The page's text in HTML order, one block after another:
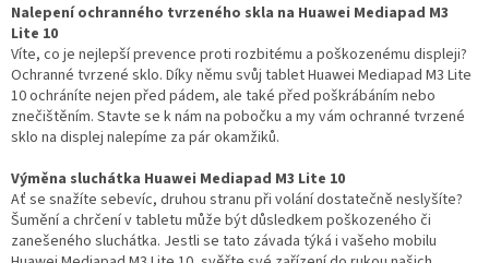
Nalepení ochranného tvrzeného skla na Huawei Mediapad M3
Lite 10
Víte, co je nejlepší prevence proti rozbitému a poškozenému displeji?
Ochranné tvrzené sklo. Díky němu svůj tablet Huawei Mediapad M3 Lite
10 ochráníte nejen před pádem, ale také před poškrábáním nebo
znečištěním. Stavte se k nám na pobočku a my vám ochranné tvrzené
sklo na displej nalepíme za pár okamžiků.
Výměna sluchátka Huawei Mediapad M3 Lite 10
Ať se snažíte sebevíc, druhou stranu při volání dostatečně neslyšíte?
Šumění a chrčení v tabletu může být důsledkem poškozeného či
zanešeného sluchátka. Jestli se tato závada týká i vašeho mobilu